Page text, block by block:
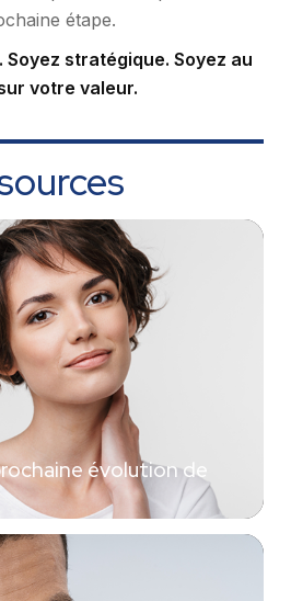
étape.
stratégique. Soyez au
votre valeur.
évolution de